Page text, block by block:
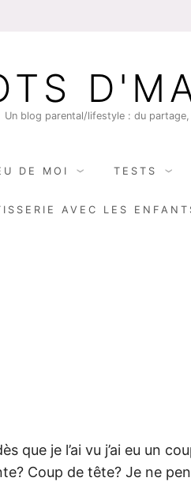
Un blog parental/lifestyle : du
DE MOI TESTS
AVEC LES
que je l’ai vu j’ai eu un
Coup de tête? Je ne